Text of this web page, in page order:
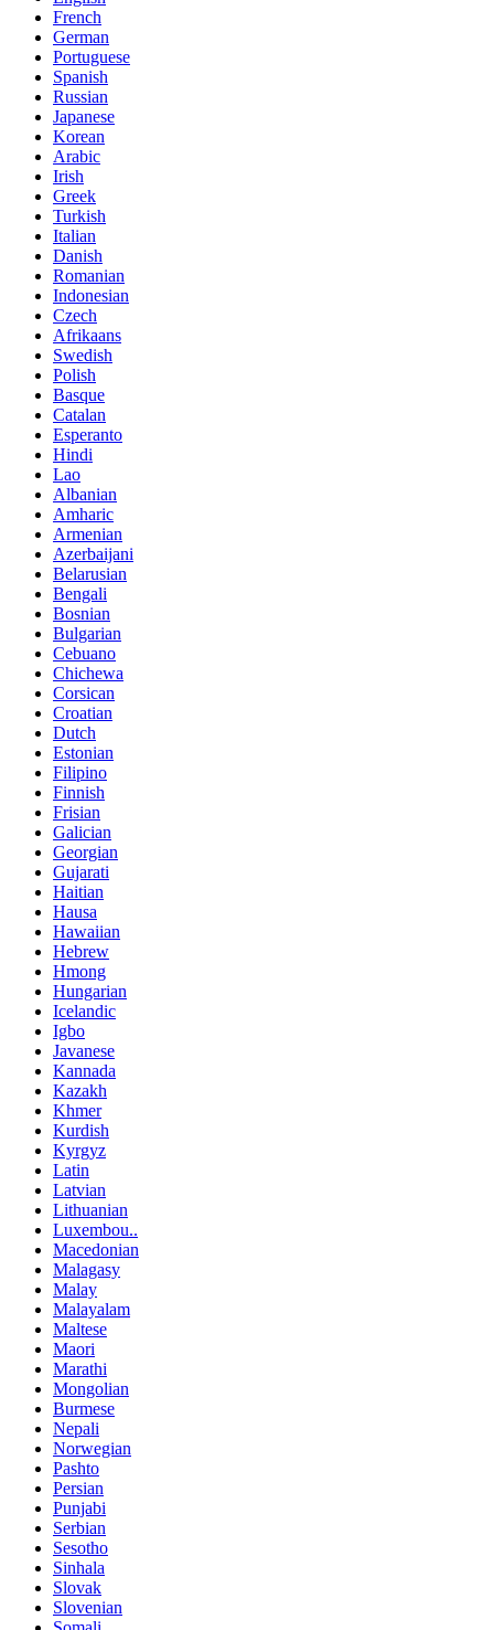
French
German
Portuguese
Spanish
Russian
Japanese
Korean
Arabic
Irish
Greek
Turkish
Italian
Danish
Romanian
Indonesian
Czech
Afrikaans
Swedish
Polish
Basque
Catalan
Esperanto
Hindi
Lao
Albanian
Amharic
Armenian
Azerbaijani
Belarusian
Bengali
Bosnian
Bulgarian
Cebuano
Chichewa
Corsican
Croatian
Dutch
Estonian
Filipino
Finnish
Frisian
Galician
Georgian
Gujarati
Haitian
Hausa
Hawaiian
Hebrew
Hmong
Hungarian
Icelandic
Igbo
Javanese
Kannada
Kazakh
Khmer
Kurdish
Kyrgyz
Latin
Latvian
Lithuanian
Luxembou..
Macedonian
Malagasy
Malay
Malayalam
Maltese
Maori
Marathi
Mongolian
Burmese
Nepali
Norwegian
Pashto
Persian
Punjabi
Serbian
Sesotho
Sinhala
Slovak
Slovenian